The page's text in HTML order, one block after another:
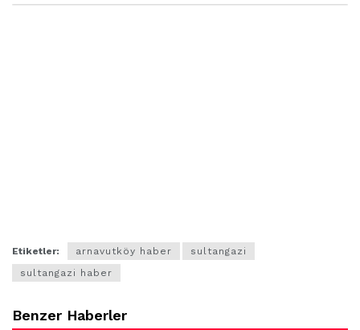
Etiketler: arnavutköy haber
sultangazi
sultangazi haber
Benzer Haberler